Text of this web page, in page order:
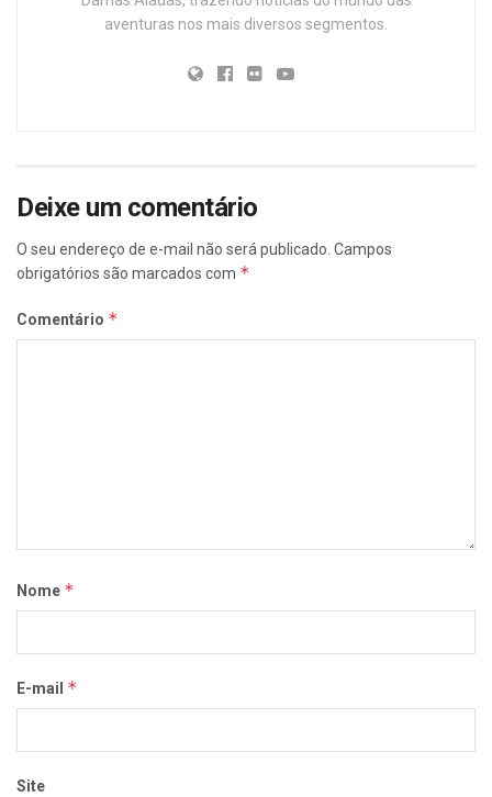
aventuras nos mais diversos segmentos.
Deixe um comentário
O seu endereço de e-mail não será publicado. Campos
obrigatórios são marcados com *
Comentário *
Nome *
E-mail *
Site